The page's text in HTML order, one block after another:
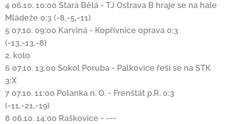
4 06.10. 10:00 Stará Bělá - TJ Ostrava B hraje se na hale
Mládeže 0:3 (-8,-5,-11)
5 07.10. 09:00 Karviná - Kopřivnice oprava 0:3
(-13,-13,-8)
2. kolo
6 07.10. 13:00 Sokol Poruba - Palkovice řeší se na STK
3:X
7 07.10. 11:00 Polanka n. O. - Frenštát p.R. 0:3
(-11,-21,-19)
8 06.10. 14:00 Raškovice - ---